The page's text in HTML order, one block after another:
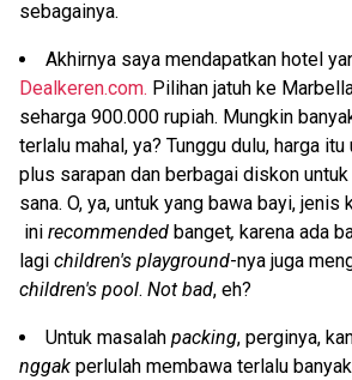
sebagainya.
Akhirnya saya mendapatkan hotel
Dealkeren.com. Pilihan jatuh ke
seharga 900.000 rupiah. Mungkin
terlalu mahal, ya? Tunggu dulu, harga itu
plus sarapan dan berbagai diskon
sana. O, ya, untuk yang bawa bayi,
ini recommended banget, karena ada
lagi children's playground-nya juga
children's pool. Not bad, eh?
Untuk masalah packing, perginya,
nggak perlulah membawa terlalu